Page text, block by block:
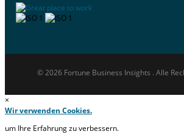
© 2026 Fortune Business Insights . Alle
×
Wir verwenden Cookies.
um Ihre Erfahrung zu verbessern.